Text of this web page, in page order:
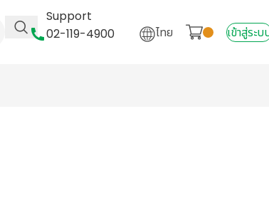
Support
02-119-4900
ไทย เข้าสู่ระบ